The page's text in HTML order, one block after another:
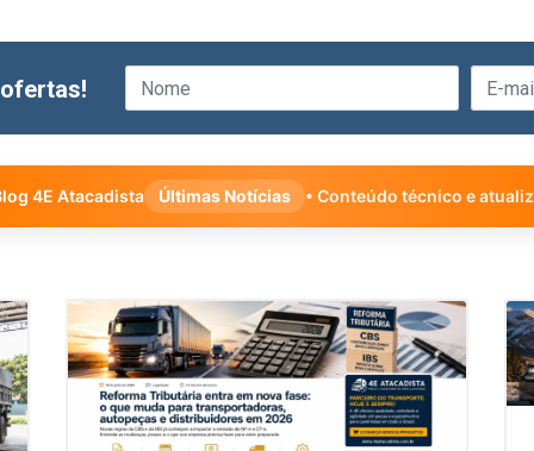
4E Atacadista Últimas Notícias • Conteúdo técnico e